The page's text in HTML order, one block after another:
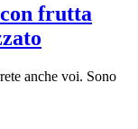
frutta
anche voi. Sono